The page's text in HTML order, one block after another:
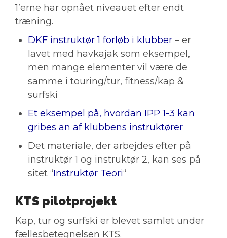
1’erne har opnået niveauet efter endt
træning.
DKF instruktør 1 forløb i klubber – er
lavet med havkajak som eksempel,
men mange elementer vil være de
samme i touring/tur, fitness/kap &
surfski
Et eksempel på, hvordan IPP 1-3 kan
gribes an af klubbens instruktører
Det materiale, der arbejdes efter på
instruktør 1 og instruktør 2, kan ses på
sitet “Instruktør Teori“
KTS pilotprojekt
Kap, tur og surfski er blevet samlet under
fællesbetegnelsen KTS.